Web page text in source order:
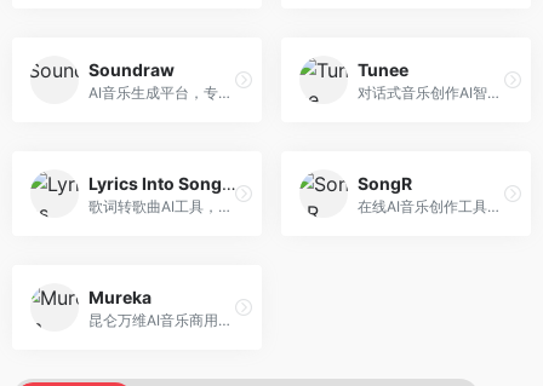
Soundraw
AI音乐生成平台，专注于免版税音乐创作。面向视频创作者和内容制作者，提供背景音乐生成、音乐定制等服务，音乐版权清晰，适合视频配乐场景。
Tunee
对话式音乐创作AI智能体，支持自然语言交互创作。面向音乐爱好者，通过对话方式完成音乐创作，交互体验友好，创作过程直观。
Lyrics Into Song AI
歌词转歌曲AI工具，支持将歌词转化为完整歌曲。面向歌词创作者和音乐爱好者，提供歌词谱曲、编曲制作等服务，歌词音乐化效率高。
SongR
在线AI音乐创作工具，支持歌词与旋律一体化生成。面向内容创作者和音乐爱好者，提供歌词创作、旋律生成、音乐制作等服务，操作简便，创作速度快。
Mureka
昆仑万维AI音乐商用创作平台，专注于商业音乐授权。面向企业和商业用户，提供版权音乐生成、商用授权等服务，音乐版权清晰，商业应用安全。